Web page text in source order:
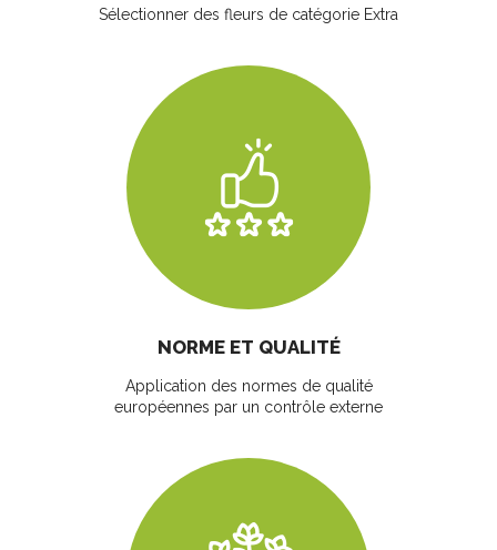
Sélectionner des fleurs de catégorie Extra
NORME ET QUALITÉ
Application des normes de qualité
européennes par un contrôle externe